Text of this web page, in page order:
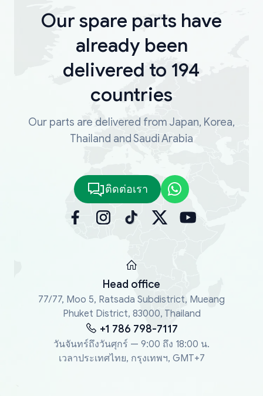
Our spare parts have
already been
delivered to 194
countries
Our parts are delivered from Japan, Korea,
Thailand and Saudi Arabia
ติดต่อเรา
Head office
77/77, Moo 5, Ratsada Subdistrict, Mueang
Phuket District, 83000, Thailand
+1 786 798-7117
วันจันทร์ถึงวันศุกร์ — 9:00 ถึง 18:00 น.
เวลาประเทศไทย, กรุงเทพฯ, GMT+7